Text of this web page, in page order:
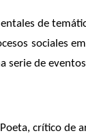
de
sociales
serie de
crítico